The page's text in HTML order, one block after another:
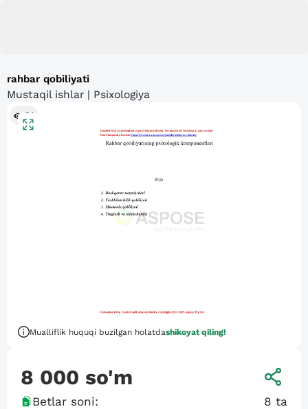
rahbar qobiliyati
Mustaqil ishlar | Psixologiya
84
Mualliflik huquqi buzilgan holatdashikoyat qiling!
8 000 so'm
Betlar soni: 8 ta